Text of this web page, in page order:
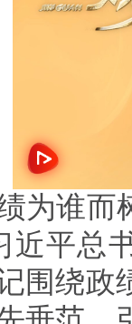
为谁而
近平总
围绕政